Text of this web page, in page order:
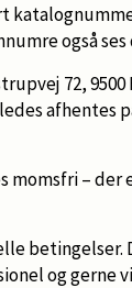
også ses
72, 9500
afhentes
momsfri –
betingelser.
og gerne